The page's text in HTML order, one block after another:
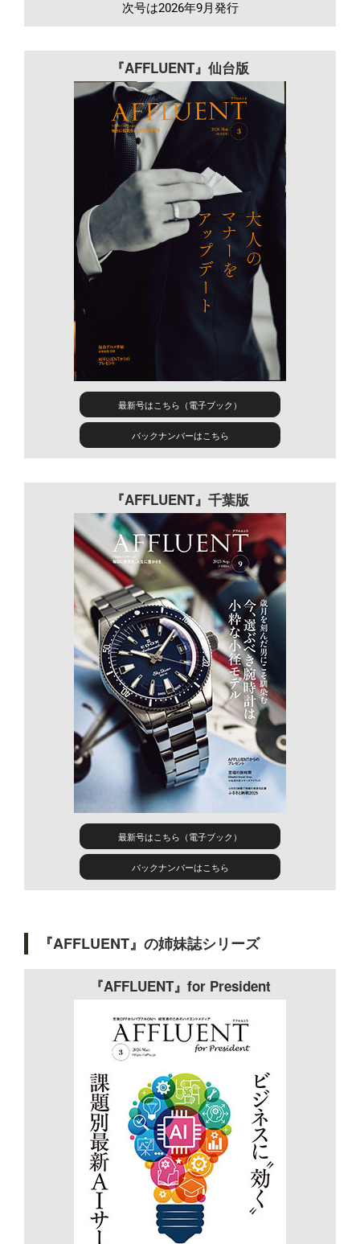
次号は2026年9月発行
『AFFLUENT』仙台版
最新号はこちら（電子ブック）
バックナンバーはこちら
『AFFLUENT』千葉版
最新号はこちら（電子ブック）
バックナンバーはこちら
『AFFLUENT』の姉妹誌シリーズ
『AFFLUENT』for President